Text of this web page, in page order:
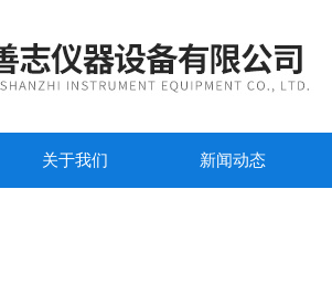
关于我们 新闻动态